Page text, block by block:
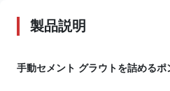
製品説明
手動セメント グラウトを詰めるポ